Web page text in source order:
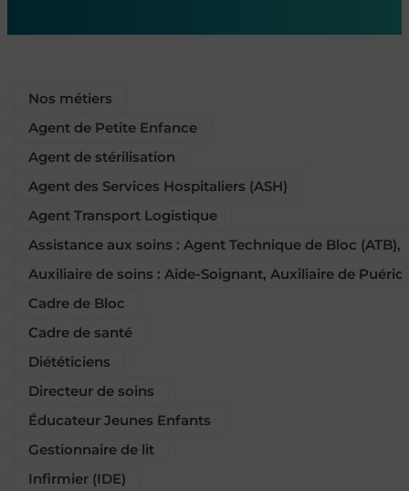
Nos métiers
Agent de Petite Enfance
Agent de stérilisation
Agent des Services Hospitaliers (ASH)
Agent Transport Logistique
Assistance aux soins : Agent Technique de Bloc
Auxiliaire de soins : Aide-Soignant, Auxiliaire de
Cadre de Bloc
Cadre de santé
Diététiciens
Directeur de soins
Éducateur Jeunes Enfants
Gestionnaire de lit
Infirmier (IDE)